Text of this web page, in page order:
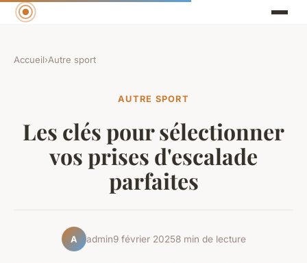
Accueil›Autre sport
AUTRE SPORT
Les clés pour sélectionner
vos prises d'escalade
parfaites
A admin9 février 20258 min de lecture